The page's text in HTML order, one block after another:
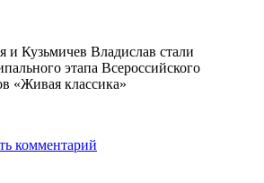
и Кузьмичев Владислав стали
этапа Всероссийского
«Живая классика»
комментарий